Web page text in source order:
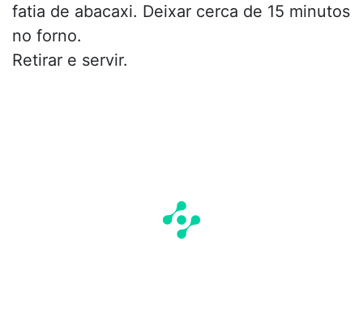
fatia de abacaxi. Deixar cerca de 15 minutos
no forno.
Retirar e servir.